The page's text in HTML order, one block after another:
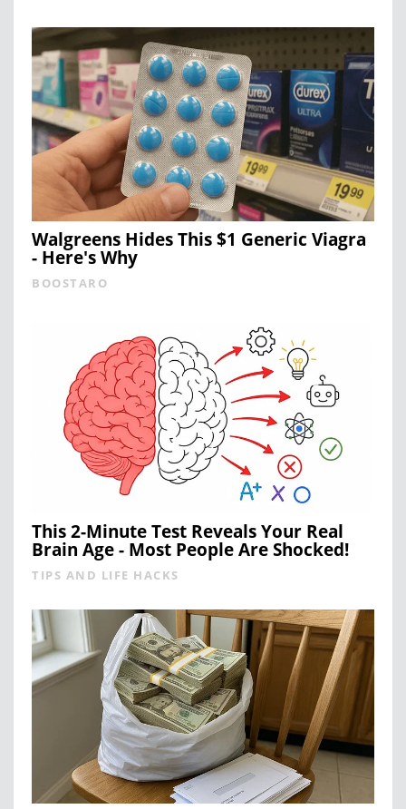
Walgreens Hides This $1 Generic Viagra
- Here's Why
BOOSTARO
This 2-Minute Test Reveals Your Real
Brain Age - Most People Are Shocked!
TIPS AND LIFE HACKS